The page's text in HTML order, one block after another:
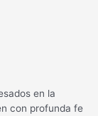
en la
con profunda fe